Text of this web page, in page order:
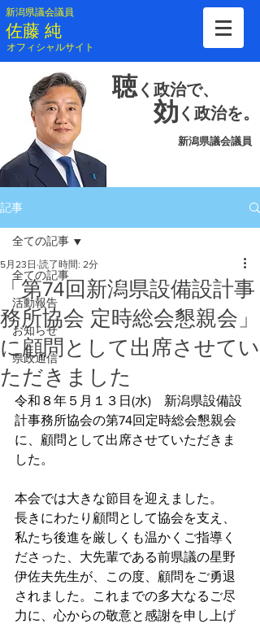
新潟県議会議員
​佐藤 純
​オフィシャルサイト
聴 く 政治で、
効 く 政治を。
新潟県議会議員
記事
全ての記事
活動報告
お知らせ
県政通信
全ての記事
「第74回新潟県設備設計事
務所協会 定時総会懇親会」
に顧問として出席させてい
ただきました
5月23日 読了時間: 2分
令和８年５月１３日(水)　新潟県設備設
計事務所協会の第74回定時総会懇親会
に、顧問として出席させていただきま
した。
本会では大きな節目を迎えました。
長きにわたり顧問として協会を支え、
私たち後進を厳しくも温かくご指導く
ださった、大先輩である前県議の星野
伊佐夫先生が、この度、顧問をご勇退
されました。これまでの多大なるご尽
力に、心からの敬意と感謝を申し上げ